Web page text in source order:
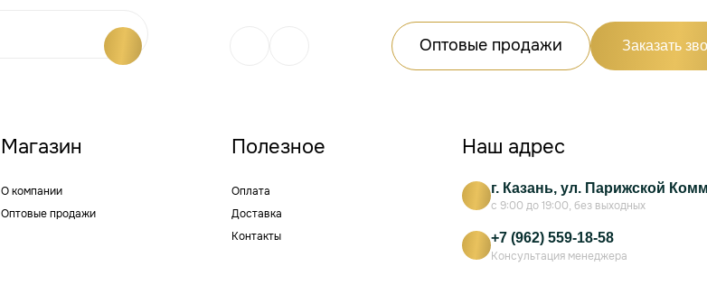
Оптовые продажи Заказать
Магазин
О компании
Оптовые продажи
Полезное
Оплата
Доставка
Контакты
Наш адрес
г. Казань, ул. Парижской
с 9:00 до 19:00, без выходных
+7 (962) 559-18-58
Консультация менеджера